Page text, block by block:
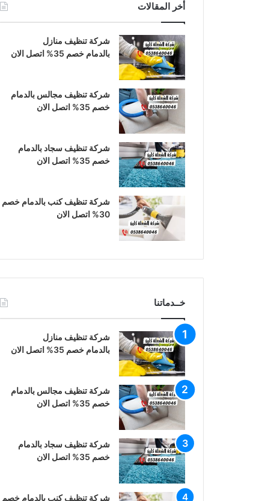
أخر المقالات
شركة تنظيف منازل
بالدمام خصم 35% اتصل الان
شركة تنظيف مجالس بالدمام
خصم 35% اتصل الان
شركة تنظيف سجاد بالدمام
خصم 35% اتصل الان
شركة تنظيف كنب بالدمام خصم
30% اتصل الان
خــدماتنا
شركة تنظيف منازل
بالدمام خصم 35% اتصل الان
شركة تنظيف مجالس بالدمام
خصم 35% اتصل الان
شركة تنظيف سجاد بالدمام
خصم 35% اتصل الان
شركة تنظيف كنب بالدمام خصم